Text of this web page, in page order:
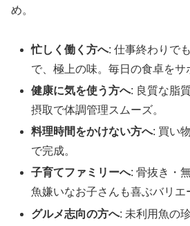
め。
忙しく働く方へ: 仕事終わりで
で、極上の味。毎日の食卓をサ
健康に気を使う方へ: 良質な脂
摂取で体調管理スムーズ。
料理時間をかけない方へ: 買い
で完成。
子育てファミリーへ: 骨抜き・
魚嫌いなお子さんも喜ぶバリエ
グルメ志向の方へ: 未利用魚の